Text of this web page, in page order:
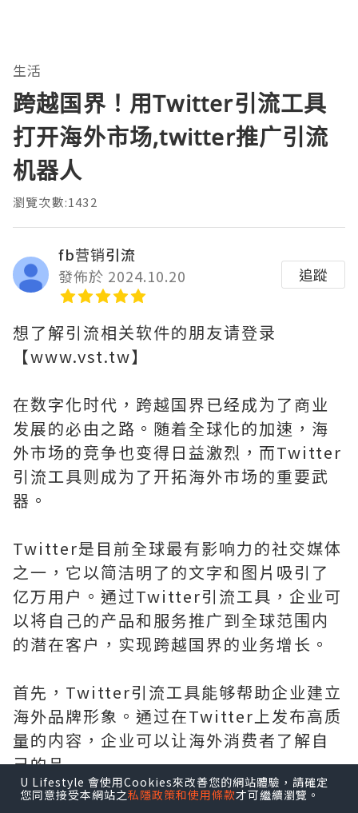
生活
跨越国界！用Twitter引流工具
打开海外市场,twitter推广引流
机器人
瀏覽次數:1432
fb营销引流
發佈於 2024.10.20
追蹤
想了解引流相关软件的朋友请登录
【www.vst.tw】
在数字化时代，跨越国界已经成为了商业
发展的必由之路。随着全球化的加速，海
外市场的竞争也变得日益激烈，而Twitter
引流工具则成为了开拓海外市场的重要武
器。
Twitter是目前全球最有影响力的社交媒体
之一，它以简洁明了的文字和图片吸引了
亿万用户。通过Twitter引流工具，企业可
以将自己的产品和服务推广到全球范围内
的潜在客户，实现跨越国界的业务增长。
首先，Twitter引流工具能够帮助企业建立
海外品牌形象。通过在Twitter上发布高质
量的内容，企业可以让海外消费者了解自
己的品...
U Lifestyle 會使用Cookies來改善您的網站體驗，請確定
您同意接受本網站之私隱政策和使用條款才可繼續瀏覽。